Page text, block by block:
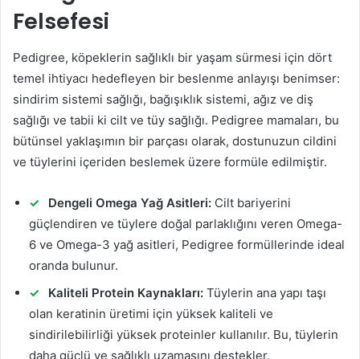
Felsefesi
Pedigree, köpeklerin sağlıklı bir yaşam sürmesi için dört
temel ihtiyacı hedefleyen bir beslenme anlayışı benimser:
sindirim sistemi sağlığı, bağışıklık sistemi, ağız ve diş
sağlığı ve tabii ki cilt ve tüy sağlığı. Pedigree mamaları, bu
bütünsel yaklaşımın bir parçası olarak, dostunuzun cildini
ve tüylerini içeriden beslemek üzere formüle edilmiştir.
Dengeli Omega Yağ Asitleri: Cilt bariyerini
güçlendiren ve tüylere doğal parlaklığını veren Omega-
6 ve Omega-3 yağ asitleri, Pedigree formüllerinde ideal
oranda bulunur.
Kaliteli Protein Kaynakları: Tüylerin ana yapı taşı
olan keratinin üretimi için yüksek kaliteli ve
sindirilebilirliği yüksek proteinler kullanılır. Bu, tüylerin
daha güçlü ve sağlıklı uzamasını destekler.